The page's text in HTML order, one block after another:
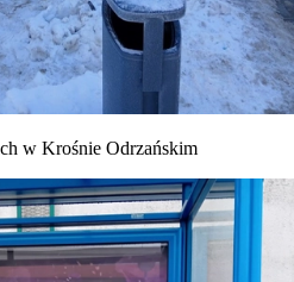
w Krośnie Odrzańskim